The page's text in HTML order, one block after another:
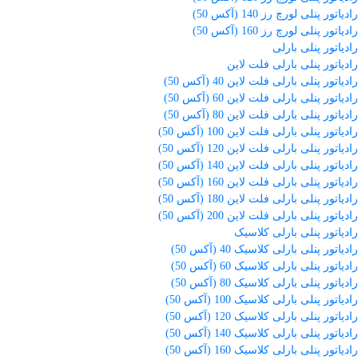
رادیاتور پنلی لورچ رز 140 (آکس 50)
رادیاتور پنلی لورچ رز 160 (آکس 50)
رادیاتور پنلی بارلی
رادیاتور پنلی بارلی فلت لاین
رادیاتور پنلی بارلی فلت لاین 40 (آکس 50)
رادیاتور پنلی بارلی فلت لاین 60 (آکس 50)
رادیاتور پنلی بارلی فلت لاین 80 (آکس 50)
رادیاتور پنلی بارلی فلت لاین 100 (آکس 50)
رادیاتور پنلی بارلی فلت لاین 120 (آکس 50)
رادیاتور پنلی بارلی فلت لاین 140 (آکس 50)
رادیاتور پنلی بارلی فلت لاین 160 (آکس 50)
رادیاتور پنلی بارلی فلت لاین 180 (آکس 50)
رادیاتور پنلی بارلی فلت لاین 200 (آکس 50)
رادیاتور پنلی بارلی کلاسیک
رادیاتور پنلی بارلی کلاسیک 40 (آکس 50)
رادیاتور پنلی بارلی کلاسیک 60 (آکس 50)
رادیاتور پنلی بارلی کلاسیک 80 (آکس 50)
رادیاتور پنلی بارلی کلاسیک 100 (آکس 50)
رادیاتور پنلی بارلی کلاسیک 120 (آکس 50)
رادیاتور پنلی بارلی کلاسیک 140 (آکس 50)
رادیاتور پنلی بارلی کلاسیک 160 (آکس 50)